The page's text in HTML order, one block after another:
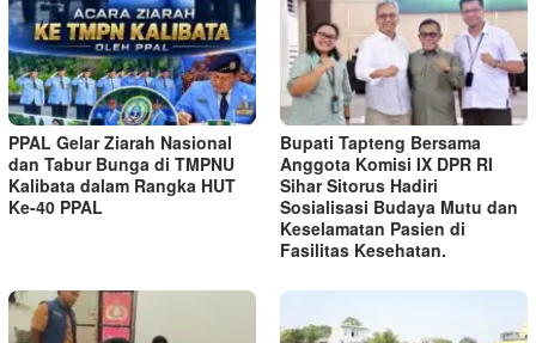
PPAL Gelar Ziarah Nasional
dan Tabur Bunga di TMPNU
Kalibata dalam Rangka HUT
Ke-40 PPAL
Bupati Tapteng Bersama
Anggota Komisi IX DPR RI
Sihar Sitorus Hadiri
Sosialisasi Budaya Mutu dan
Keselamatan Pasien di
Fasilitas Kesehatan.